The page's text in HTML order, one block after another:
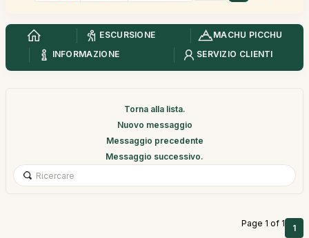
ESCURSIONE
MACHU PICCHU
INFORMAZIONE
SERVIZIO CLIENTI
Torna alla lista.
Nuovo messaggio
Messaggio precedente
Messaggio successivo.
Page 1 of 1 1